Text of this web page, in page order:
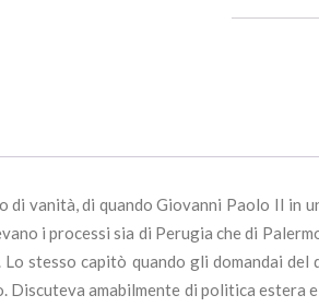
vanità, di quando Giovanni Paolo II in
i processi sia di Perugia che di
stesso capitò quando gli domandai
amabilmente di politica estera